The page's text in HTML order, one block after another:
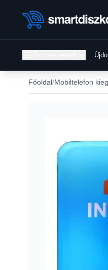
Főoldal Mobiltelefon